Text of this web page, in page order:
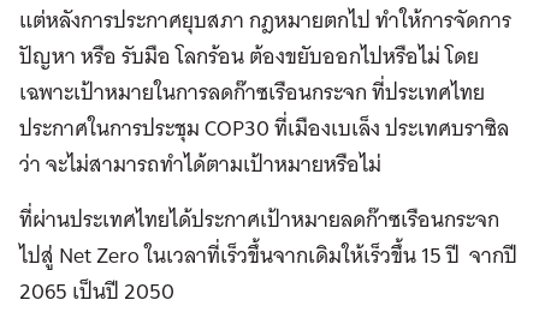
แต่หลังการประกาศยุบสภา กฎหมายตกไป ทำให้การจัดการ
ปัญหา หรือ รับมือ โลกร้อน ต้องขยับออกไปหรือไม่ โดย
เฉพาะเป้าหมายในการลดก๊าซเรือนกระจก ที่ประเทศไทย
ประกาศในการประชุม COP30 ที่เมืองเบเล็ง ประเทศบราซิล
ว่า จะไม่สามารถทำได้ตามเป้าหมายหรือไม่
ที่ผ่านประเทศไทยได้ประกาศเป้าหมายลดก๊าซเรือนกระจก
ไปสู่ Net Zero ในเวลาที่เร็วขึ้นจากเดิมให้เร็วขึ้น 15 ปี จากปี
2065 เป็นปี 2050